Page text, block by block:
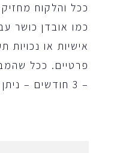
ככל והלקוח
כמו אובדן כושר
אישיות או נכויות
פרטיים. ככל
– 3 חודשים – ניתן לפנות לקרן הפנסיה.